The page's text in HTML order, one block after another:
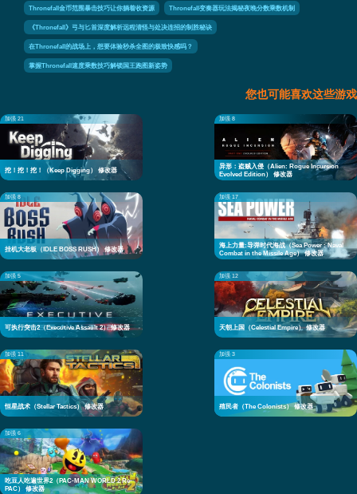
Thronefall金币范围暴击技巧让你躺着收资源 Thronefall变奏器玩法揭秘夜晚分数乘数机制
《Thronefall》弓与匕首深度解析远程清怪与处决连招的制胜秘诀
在Thronefall的战场上，想要体验秒杀全图的极致快感吗？
掌握Thronefall速度乘数技巧解锁国王跑图新姿势
您也可能喜欢这些游戏
加强 21
挖！挖！挖！（Keep Digging） 修改器
加强 8
异形：盗贼入侵（Alien: Rogue Incursion
Evolved Edition） 修改器
加强 8
挂机大老板（IDLE BOSS RUSH） 修改器
加强 17
海上力量:导弹时代海战（Sea Power : Naval
Combat in the Missile Age） 修改器
加强 5
可执行突击2（Executive Assault 2） 修改器
加强 12
天朝上国（Celestial Empire） 修改器
加强 11
恒星战术（Stellar Tactics） 修改器
加强 3
殖民者（The Colonists） 修改器
加强 6
吃豆人吃遍世界2（PAC-MAN WORLD 2 Re-
PAC） 修改器